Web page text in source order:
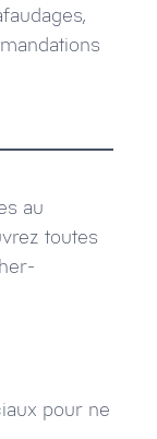
au
toutes
pour ne